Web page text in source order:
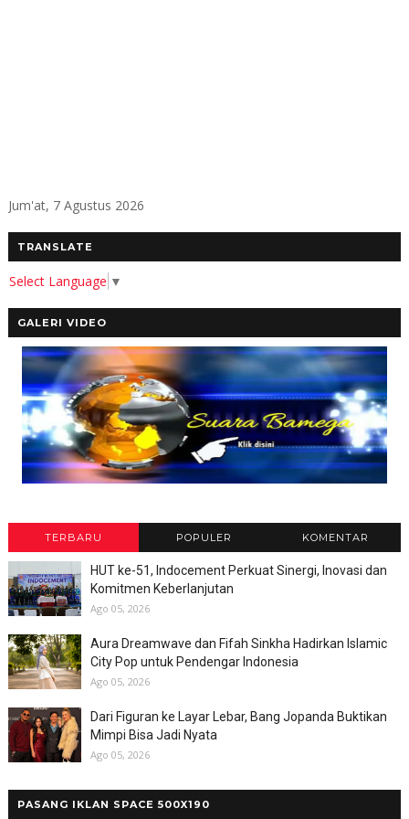
Jum'at, 7 Agustus 2026
TRANSLATE
Select Language ▼
GALERI VIDEO
TERBARU POPULER KOMENTAR
HUT ke-51, Indocement Perkuat Sinergi, Inovasi dan
Komitmen Keberlanjutan
Ago 05, 2026
Aura Dreamwave dan Fifah Sinkha Hadirkan Islamic
City Pop untuk Pendengar Indonesia
Ago 05, 2026
Dari Figuran ke Layar Lebar, Bang Jopanda Buktikan
Mimpi Bisa Jadi Nyata
Ago 05, 2026
PASANG IKLAN SPACE 500X190